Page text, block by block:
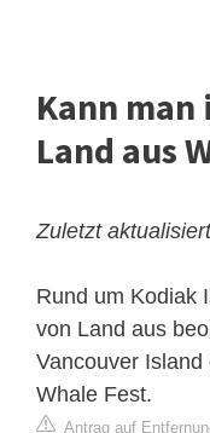
Kann man
Land aus
Zuletzt
Rund um Kodiak
von Land aus
Vancouver
Whale Fest.
Antrag auf